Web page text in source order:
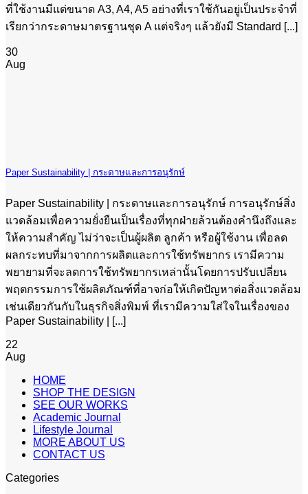
ที่ใช้งานมีแต่ขนาด A3, A4, A5 อย่างที่เราใช้กันอยู่เป็นประจำที่
เรียกว่ากระดาษมาตรฐานชุด A แต่จริงๆ แล้วยังมี Standard [...]
30
Aug
Paper Sustainability | กระดาษและการอนุรักษ์
Paper Sustainability | กระดาษและการอนุรักษ์ การอนุรักษ์สิ่ง
แวดล้อมเพื่อความยั่งยืนเป็นเรื่องที่ทุกฝ่ายล้วนต้องคำนึงถึงและ
ให้ความสำคัญ ไม่ว่าจะเป็นผู้ผลิต ลูกค้า หรือผู้ใช้งาน เพื่อลด
ผลกระทบที่มาจากการผลิตและการใช้ทรัพยากร เรามีความ
พยายามที่จะลดการใช้ทรัพยากรเหล่านั้นโดยการปรับเปลี่ยน
พฤตกรรมการใช้ผลิตภัณฑ์ที่อาจก่อให้เกิดปัญหาต่อสิ่งแวดล้อม
เช่นเดียวกันกับในธุรกิจสิ่งพิมพ์ ที่เรามีความใส่ใจในเรื่องของ
Paper Sustainability | [...]
22
Aug
HOME
SHOP THE DESIGN
SEE OUR WORKS
Academic Journal
Lifestyle Journal
MORE ABOUT US
CONTACT US
Categories